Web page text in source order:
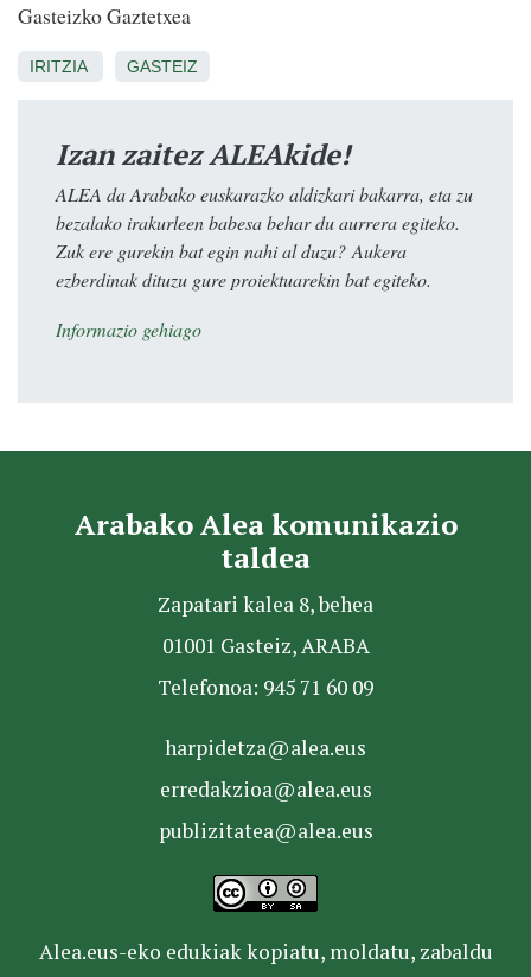
Gasteizko Gaztetxea
IRITZIA GASTEIZ
Izan zaitez ALEAkide!
ALEA da Arabako euskarazko aldizkari bakarra, eta zu
bezalako irakurleen babesa behar du aurrera egiteko.
Zuk ere gurekin bat egin nahi al duzu? Aukera
ezberdinak dituzu gure proiektuarekin bat egiteko.
Informazio gehiago
Arabako Alea komunikazio
taldea
Zapatari kalea 8, behea
01001 Gasteiz, ARABA
Telefonoa: 945 71 60 09
harpidetza@alea.eus
erredakzioa@alea.eus
publizitatea@alea.eus
Alea.eus-eko edukiak kopiatu, moldatu, zabaldu